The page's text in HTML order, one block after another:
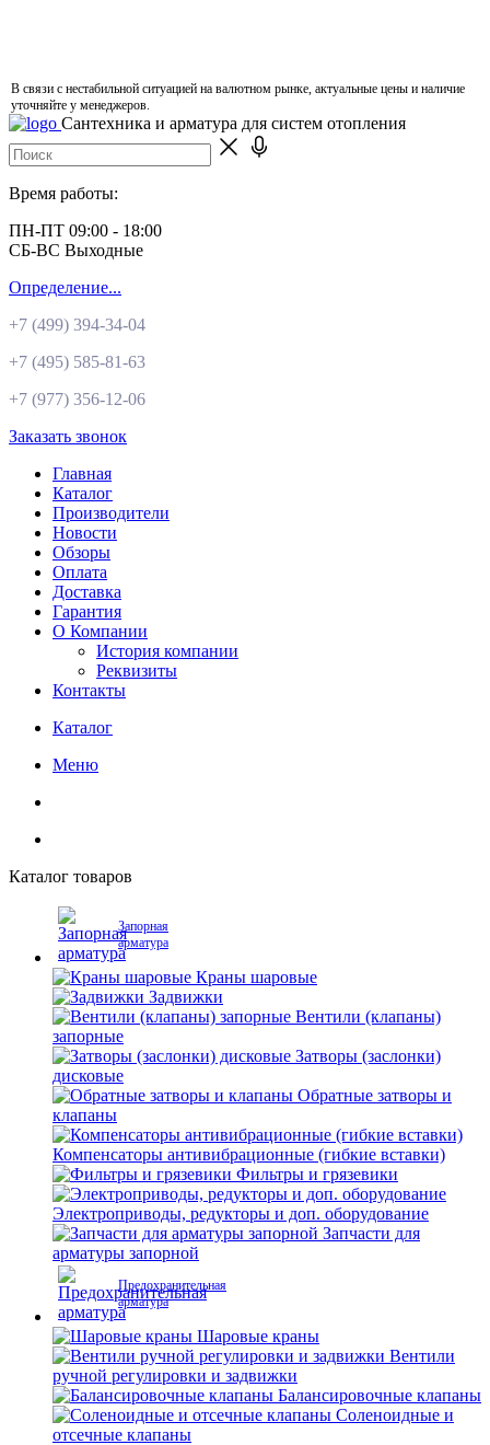
В связи с нестабильной ситуацией на валютном рынке, актуальные цены и наличие
уточняйте у менеджеров.
Сантехника и арматура для систем отопления
Время работы:
ПН-ПТ 09:00 - 18:00
СБ-ВС Выходные
Определение...
+7 (499) 394-34-04
+7 (495) 585-81-63
+7 (977) 356-12-06
Заказать звонок
Главная
Каталог
Производители
Новости
Обзоры
Оплата
Доставка
Гарантия
О Компании
История компании
Реквизиты
Контакты
Каталог
Меню
Каталог товаров
Запорная
арматура
Краны шаровые
Задвижки
Вентили (клапаны)
запорные
Затворы (заслонки)
дисковые
Обратные затворы и
клапаны
Компенсаторы антивибрационные (гибкие вставки)
Фильтры и грязевики
Электроприводы, редукторы и доп. оборудование
Запчасти для
арматуры запорной
Предохранительная
арматура
Шаровые краны
Вентили
ручной регулировки и задвижки
Балансировочные клапаны
Соленоидные и
отсечные клапаны